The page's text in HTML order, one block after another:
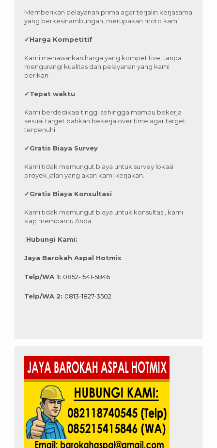
Memberikan pelayanan prima agar terjalin kerjasama
yang berkesinambungan, merupakan moto kami
✓Harga Kompetitif
Kami menawarkan harga yang kompetitive, tanpa
mengurangi kualitas dan pelayanan yang kami
berikan.
✓Tepat waktu
Kami berdedikasi tinggi sehingga mampu bekerja
sesuai target bahkan bekerja over time agar target
terpenuhi.
✓Gratis Biaya Survey
Kami tidak memungut biaya untuk survey lokasi
proyek jalan yang akan kami kerjakan.
✓Gratis Biaya Konsultasi
Kami tidak memungut biaya untuk konsultasi, kami
siap membantu Anda.
Hubungi Kami:
Jaya Barokah Aspal Hotmix
Telp/WA 1: 0852-1541-5846
Telp/WA 2: 0813-1827-3502